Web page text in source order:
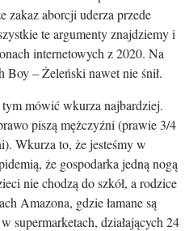
zakaz aborcji uderza przede
te argumenty znajdziemy i
internetowych z 2020. Na
Boy – Żeleński nawet nie śnił.
mówić wkurza najbardziej.
piszą mężczyźni (prawie 3/4
Wkurza to, że jesteśmy w
że gospodarka jedną nogą
nie chodzą do szkół, a rodzice
Amazona, gdzie łamane są
supermarketach, działających 24